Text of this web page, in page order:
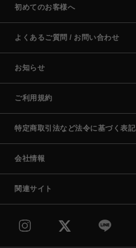
初めてのお客様へ
よくあるご質問 / お問い合わせ
お知らせ
ご利用規約
特定商取引法など法令に基づく表記
会社情報
関連サイト